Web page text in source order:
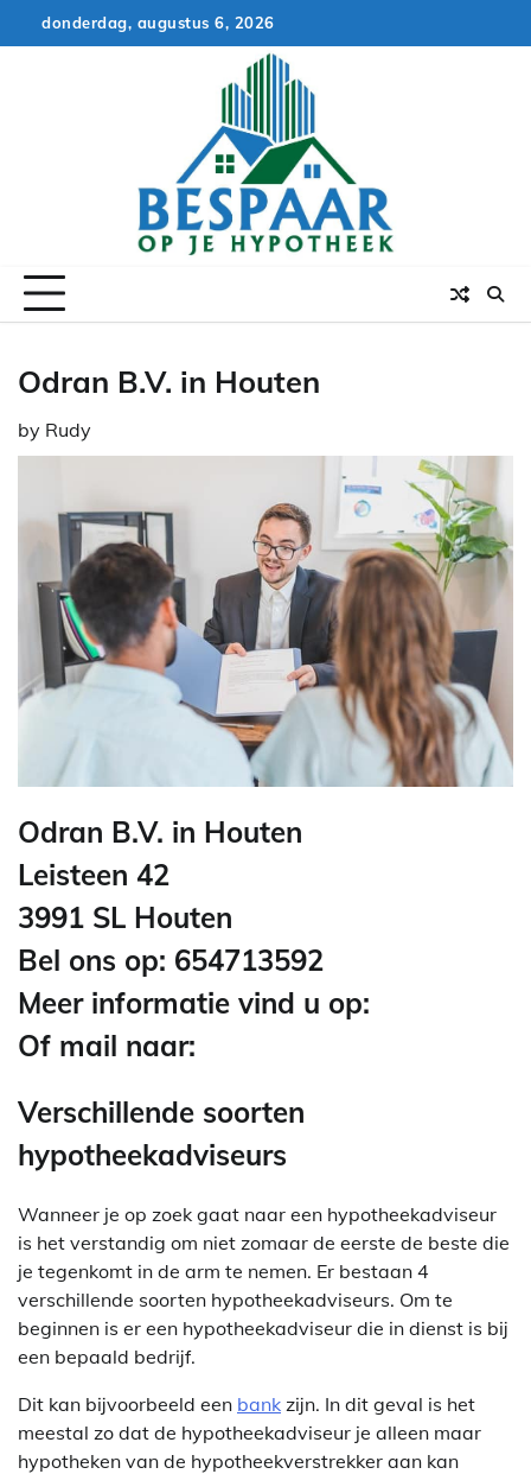
to
donderdag, augustus 6, 2026
Odran B.V. in Houten
by Rudy
Odran B.V. in Houten
Leisteen 42
3991 SL Houten
Bel ons op: 654713592
Meer informatie vind u op:
Of mail naar:
Verschillende soorten
hypotheekadviseurs
Wanneer je op zoek gaat naar een hypotheekadviseur
is het verstandig om niet zomaar de eerste de beste die
je tegenkomt in de arm te nemen. Er bestaan 4
verschillende soorten hypotheekadviseurs. Om te
beginnen is er een hypotheekadviseur die in dienst is bij
een bepaald bedrijf.
Dit kan bijvoorbeeld een bank zijn. In dit geval is het
meestal zo dat de hypotheekadviseur je alleen maar
hypotheken van de hypotheekverstrekker aan kan